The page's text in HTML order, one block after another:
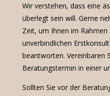
Wir verstehen, dass eine
überlegt sein will. Gerne
Zeit, um Ihnen im
unverbindlichen
beantworten. Vereinbaren
Beratungstermin in einer
Sollten Sie vor der